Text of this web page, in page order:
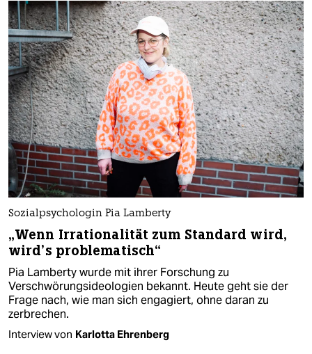
Sozialpsychologin Pia Lamberty
„Wenn Irrationalität zum Standard wird,
wird’s problematisch“
Pia Lamberty wurde mit ihrer Forschung zu
Verschwörungsideologien bekannt. Heute geht sie der
Frage nach, wie man sich engagiert, ohne daran zu
zerbrechen.
Interview von Karlotta Ehrenberg